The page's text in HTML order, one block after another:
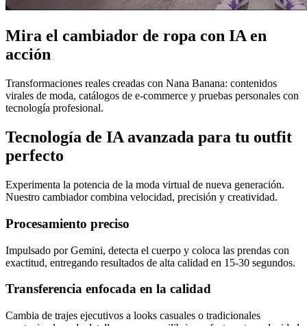
Mira el cambiador de ropa con IA en
acción
Transformaciones reales creadas con Nana Banana: contenidos
virales de moda, catálogos de e‑commerce y pruebas personales con
tecnología profesional.
Tecnología de IA avanzada para tu outfit
perfecto
Experimenta la potencia de la moda virtual de nueva generación.
Nuestro cambiador combina velocidad, precisión y creatividad.
Procesamiento preciso
Impulsado por Gemini, detecta el cuerpo y coloca las prendas con
exactitud, entregando resultados de alta calidad en 15‑30 segundos.
Transferencia enfocada en la calidad
Cambia de trajes ejecutivos a looks casuales o tradicionales